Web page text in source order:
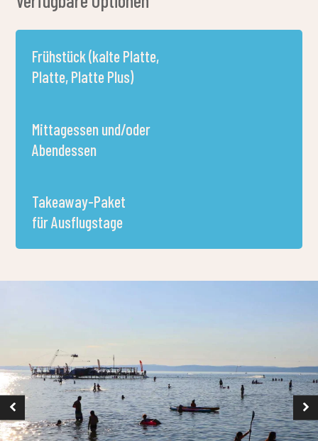
Abwechslungsreiche Tage bei
Direkter Zugang zum Plattensee und zum
öffentlichen Strand